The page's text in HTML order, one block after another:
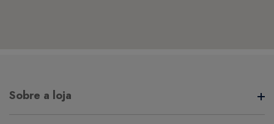
Sobre a loja